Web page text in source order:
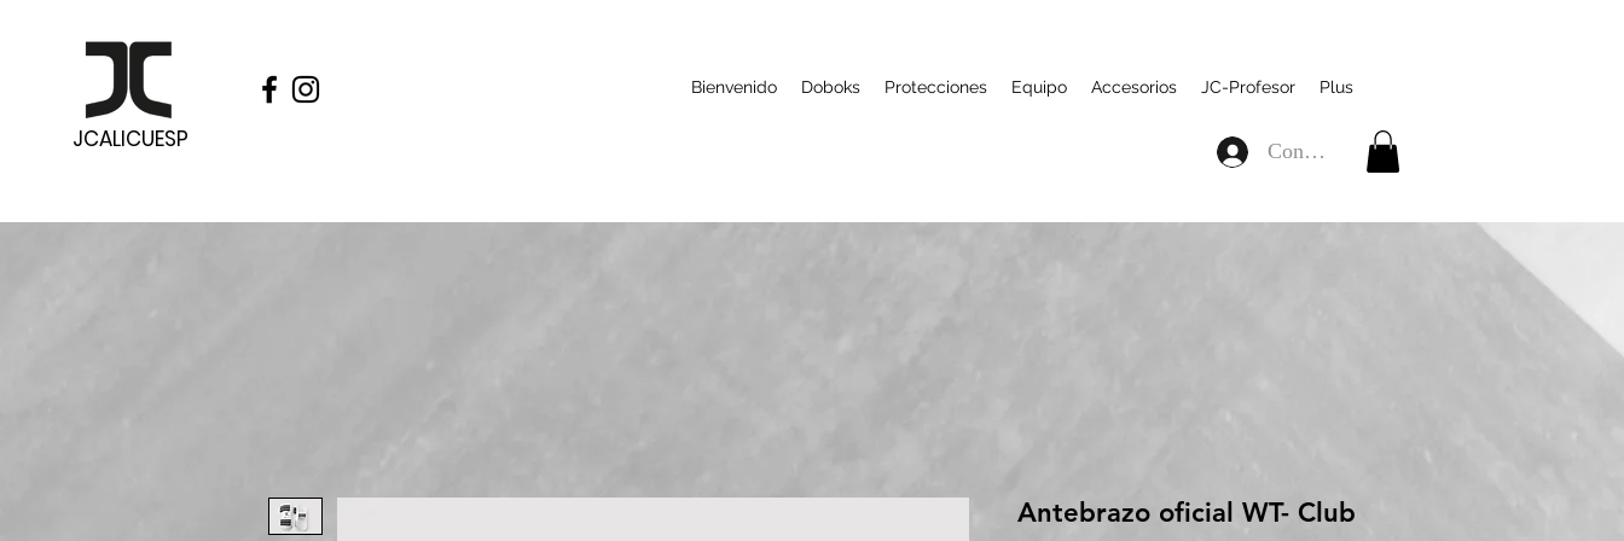
JCALICUESP
Bienvenido Doboks Protecciones Equipo Accesorios JC-Profesor Plus
Connexion
Antebrazo oficial WT- Club